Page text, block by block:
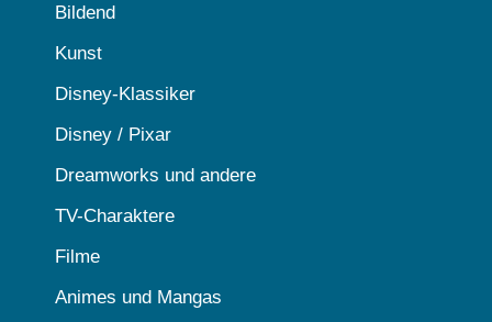
Bildend
Kunst
Disney-Klassiker
Disney / Pixar
Dreamworks und andere
TV-Charaktere
Filme
Animes und Mangas